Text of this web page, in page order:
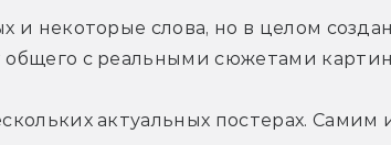
и некоторые слова, но в целом
с реальными сюжетами
актуальных постерах. Самим